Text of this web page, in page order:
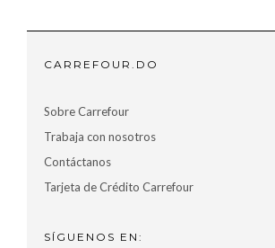
CARREFOUR.DO
Sobre Carrefour
Trabaja con nosotros
Contáctanos
Tarjeta de Crédito Carrefour
SÍGUENOS EN: